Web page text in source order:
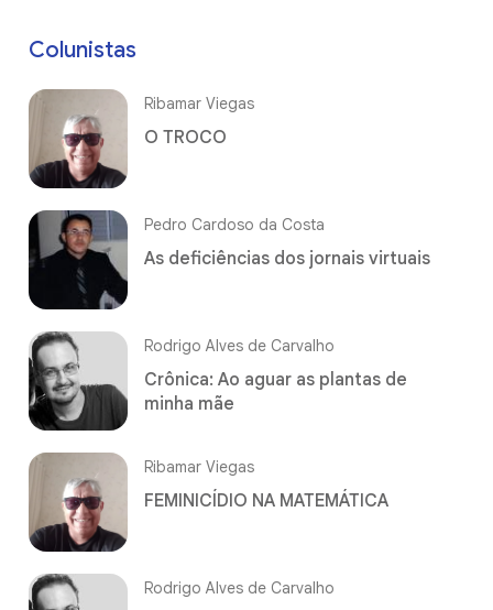
Colunistas
Ribamar Viegas
O TROCO
Pedro Cardoso da Costa
As deficiências dos jornais virtuais
Rodrigo Alves de Carvalho
Crônica: Ao aguar as plantas de
minha mãe
Ribamar Viegas
FEMINICÍDIO NA MATEMÁTICA
Rodrigo Alves de Carvalho